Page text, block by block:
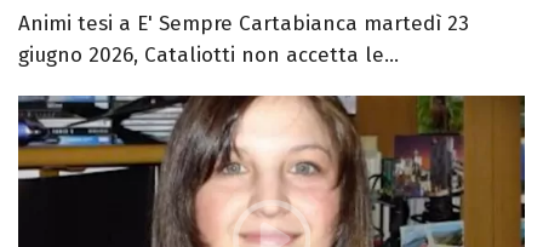
Animi tesi a E' Sempre Cartabianca martedì 23
giugno 2026, Cataliotti non accetta le...